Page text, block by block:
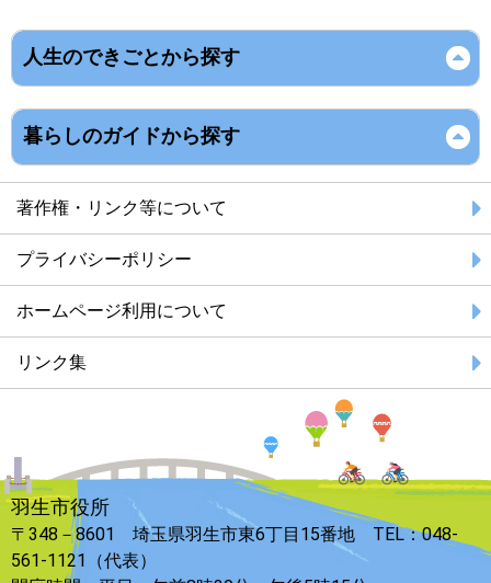
人生のできごとから探す
暮らしのガイドから探す
著作権・リンク等について
プライバシーポリシー
ホームページ利用について
リンク集
羽生市役所
〒348－8601 埼玉県羽生市東6丁目15番地 TEL：048-
561-1121（代表）